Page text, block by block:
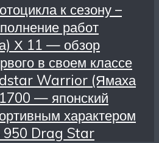
к сезону –
работ
Х 11 — обзор
в своем классе
Warrior (Ямаха
— японский
характером
950 Drag Star